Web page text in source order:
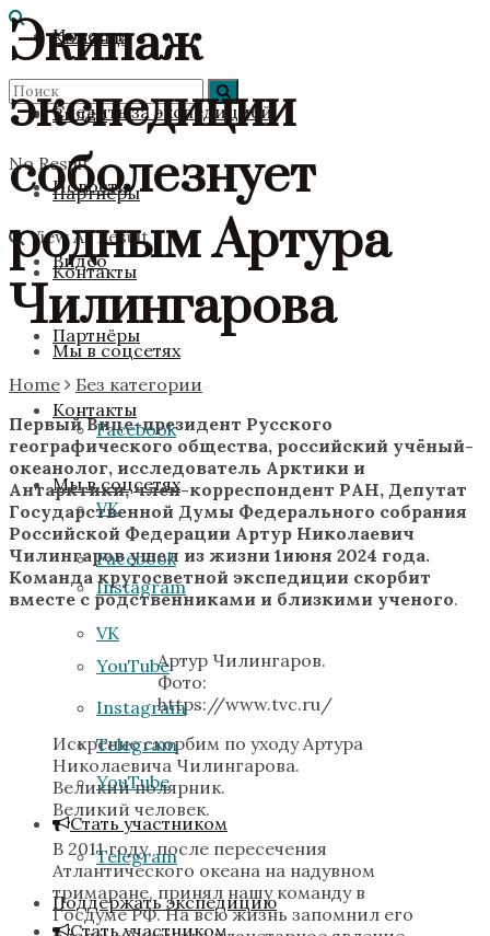
Новости
Видео
Партнёры
Контакты
Мы в соцсетях
Facebook
VK
Instagram
YouTube
Telegram
Стать участником
Поддержать экспедицию
Команда
Следить за экспедицией
Новости
Видео
Партнёры
Контакты
Мы в соцсетях
Facebook
VK
Instagram
YouTube
Telegram
Стать участником
No Result
View All Result
Экипаж
экспедиции
соболезнует
родным Артура
Чилингарова
Home
Без категории
Первый Вице-президент Русского
географического общества, российский учёный-
океанолог, исследователь Арктики и
Антарктики, член-корреспондент РАН, Депутат
Государственной Думы Федерального собрания
Российской Федерации Артур Николаевич
Чилингаров ушел из жизни 1июня 2024 года.
Команда кругосветной экспедиции скорбит
вместе с родственниками и близкими ученого.
Артур Чилингаров.
Фото:
https://www.tvc.ru/
Искренне скорбим по уходу Артура
Николаевича Чилингарова.
Великий полярник.
Великий человек.
В 2011 году, после пересечения
Атлантического океана на надувном
тримаране, принял нашу команду в
Госдуме РФ. На всю жизнь запомнил его